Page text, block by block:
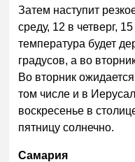
Затем наступит
среду, 12 в четверг,
температура будет
градусов, а во
Во вторник
том числе и в
воскресенье в
пятницу солнечно.
Самария